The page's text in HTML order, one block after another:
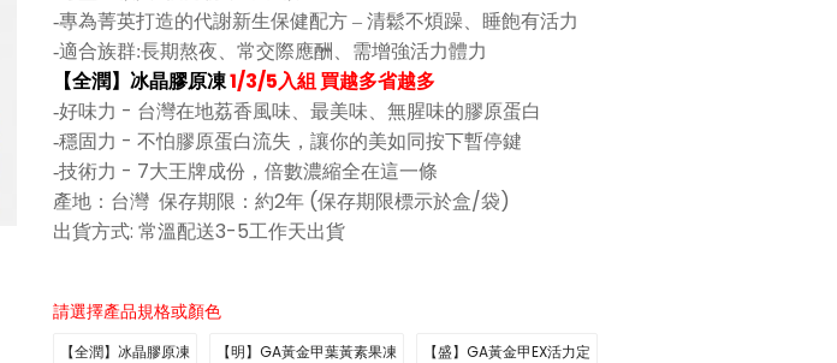
-專為菁英打造的代謝新生保健配方 – 清鬆不煩躁、睡飽有活力
-適合族群:長期熬夜、常交際應酬、需增強活力體力
【全潤】冰晶膠原凍1/3/5入組 買越多省越多
-好味力 - 台灣在地荔香風味、最美味、無腥味的膠原蛋白
-穩固力 - 不怕膠原蛋白流失，讓你的美如同按下暫停鍵
-技術力 - 7大王牌成份，倍數濃縮全在這一條
產地：台灣 保存期限：約2年 (保存期限標示於盒/袋)
出貨方式: 常溫配送3-5工作天出貨
請選擇產品規格或顏色
【全潤】冰晶膠原凍 【明】GA黃金甲葉黃素果凍 【盛】GA黃金甲EX活力定